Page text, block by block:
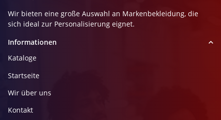
Wir bieten eine große Auswahl an Markenbekleidung, die
sich ideal zur Personalisierung eignet.
Informationen
Kataloge
Startseite
Wir über uns
Kontakt